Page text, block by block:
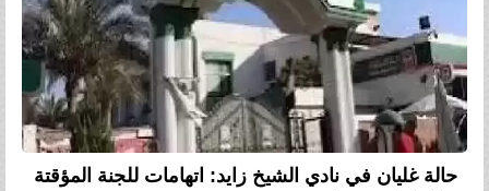
حالة غليان في نادي الشيخ زايد: اتهامات للجنة المؤقتة